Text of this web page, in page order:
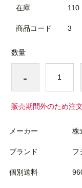
在庫 110
商品コード 3
数量
-
販売期間外のため注
メーカー 株
ブランド フ
個別送料